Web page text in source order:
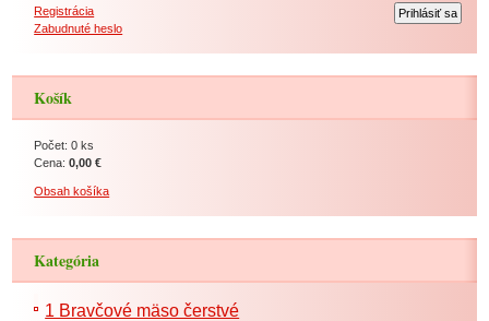
Registrácia
Zabudnuté heslo
Košík
Počet: 0 ks
Cena:0,00 €
Obsah košíka
Kategória
1 Bravčové mäso čerstvé